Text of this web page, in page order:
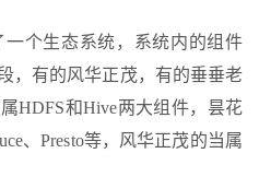
一个生态系统，系统内的组件
，有的风华正茂，有的垂垂老
HDFS和Hive两大组件，昙花
、Presto等，风华正茂的当属